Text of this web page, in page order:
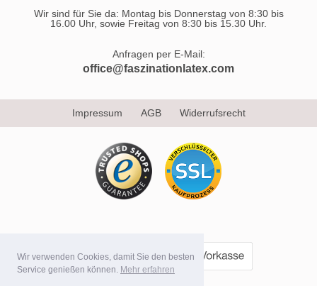
Wir verwenden Cookies, damit Sie den besten
Service genießen können. Mehr erfahren
Wir sind für Sie da: Montag bis Donnerstag von 8:30 bis
16.00 Uhr, sowie Freitag von 8:30 bis 15.30 Uhr.
Anfragen per E-Mail:
office@faszinationlatex.com
Impressum AGB Widerrufsrecht